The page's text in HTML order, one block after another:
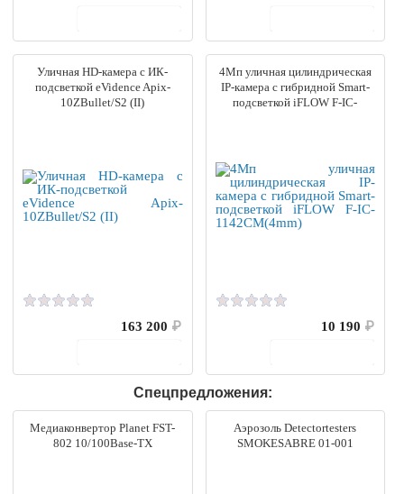
Уличная HD-камера c ИК-
подсветкой eVidence Apix-
10ZBullet/S2 (II)
163 200 ₽
4Мп уличная цилиндрическая
IP-камера с гибридной Smart-
подсветкой iFLOW F-IC-
10 190 ₽
Спецпредложения:
Медиаконвертор Planet FST-
802 10/100Base-TX
Аэрозоль Detectortesters
SMOKESABRE 01-001